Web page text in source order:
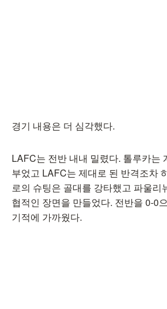
경기 내용은 더 심각했다.
LAFC는 전반 내내 밀렸다. 톨루카는
부었고 LAFC는 제대로 된 반격조차
로의 슈팅은 골대를 강타했고 파울리
협적인 장면을 만들었다. 전반을 0-0
기적에 가까웠다.